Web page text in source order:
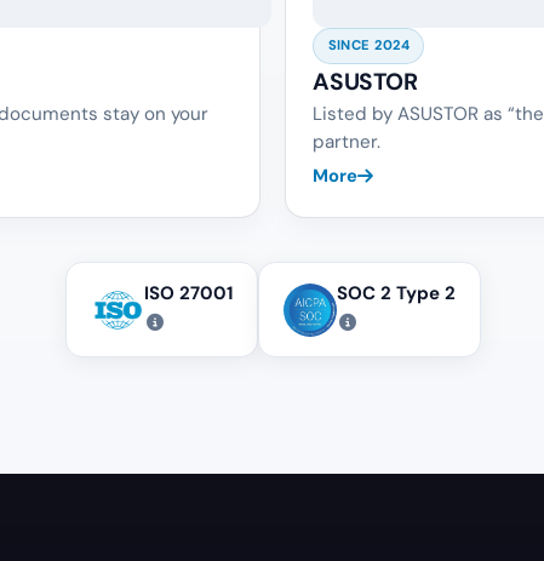
stay on your
SINCE 2024
ASUSTOR
Listed by ASUSTOR as
partner.
More
ISO 27001 SOC 2 Type 2